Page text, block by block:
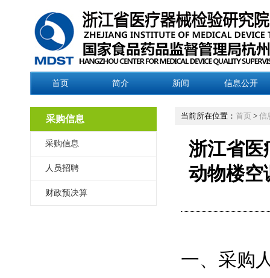
首页 简介 新闻 信息公开
采购信息
采购信息
人员招聘
财政预决算
当前所在位置： 首页 > 信
浙江省医
动物楼空
一、采购